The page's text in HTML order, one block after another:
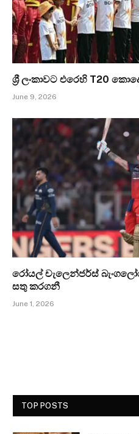
ශ්‍රී ලංකාවට එරෙහි T20
June 9, 2026
රෝයල් චැලෙන්ජර්ස්
සතු කරගනී
June 1, 2026
TOP POSTS